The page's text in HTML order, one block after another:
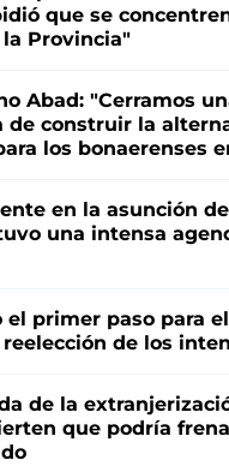
que se
Provincia"
Abad: "Cerramos
de construir la
los bonaerenses
en la asunción
una intensa
el primer paso para
de los
de la
que podría